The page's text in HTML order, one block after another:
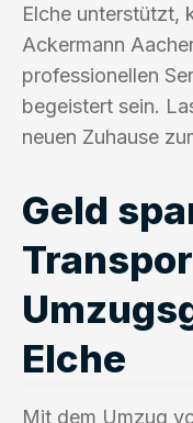
Elche unterstützt,
Ackermann
professionellen
begeistert sein.
neuen Zuhause
Geld
Elche
Mit dem Umzug